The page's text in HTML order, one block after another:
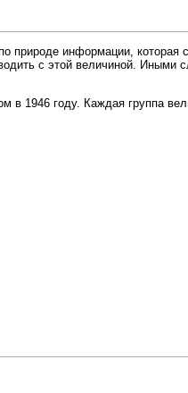
природе информации,
с этой величиной.
1946 году. Каждая группа